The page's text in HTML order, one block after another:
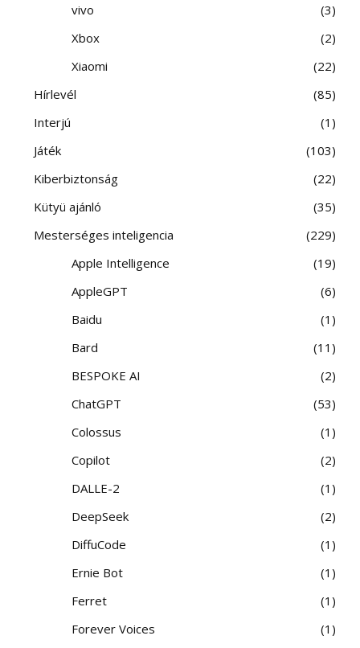
vivo
3
Xbox
2
Xiaomi
22
Hírlevél
85
Interjú
1
Játék
103
Kiberbiztonság
22
Kütyü ajánló
35
Mesterséges inteligencia
229
Apple Intelligence
19
AppleGPT
6
Baidu
1
Bard
11
BESPOKE AI
2
ChatGPT
53
Colossus
1
Copilot
2
DALLE-2
1
DeepSeek
2
DiffuCode
1
Ernie Bot
1
Ferret
1
Forever Voices
1